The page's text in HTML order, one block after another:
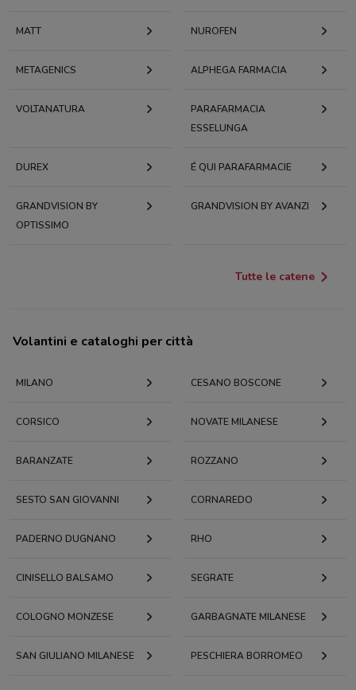
MATT NUROFEN
METAGENICS ALPHEGA FARMACIA
VOLTANATURA
PARAFARMACIA
ESSELUNGA
DUREX É QUI PARAFARMACIE
GRANDVISION BY
OPTISSIMO
GRANDVISION BY AVANZI
Tutte le catene
Volantini e cataloghi per città
MILANO CESANO BOSCONE
CORSICO NOVATE MILANESE
BARANZATE ROZZANO
SESTO SAN GIOVANNI CORNAREDO
PADERNO DUGNANO RHO
CINISELLO BALSAMO SEGRATE
COLOGNO MONZESE GARBAGNATE MILANESE
SAN GIULIANO MILANESE PESCHIERA BORROMEO